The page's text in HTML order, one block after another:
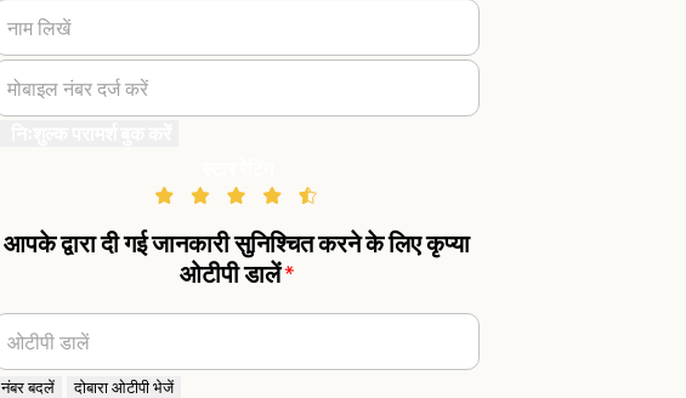
नाम लिखें
मोबाइल नंबर दर्ज करें
आपके द्वारा दी गई जानकारी सुनिश्चित करने के लिए कृप्या
ओटीपी डालें*
ओटीपी डालें
नंबर बदलें दोबारा ओटीपी भेजें